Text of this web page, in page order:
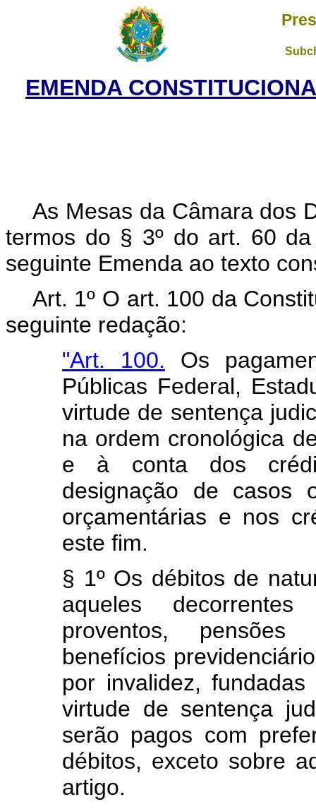
EMENDA
As Mesas da Câmara dos
termos do § 3º do art. 60
seguinte Emenda ao texto
Art. 1º O art. 100 da
seguinte redação:
"Art. 100. Os
Públicas Federal,
virtude de sentença
na ordem cronológica
e à conta dos
designação de casos
orçamentárias e nos
este fim.
§ 1º Os débitos de
aqueles
proventos, pensões
benefícios
por invalidez,
virtude de sentença
serão pagos com
débitos, exceto sobre
artigo.